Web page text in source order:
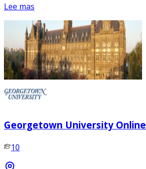
Lee mas
Georgetown University Online
10